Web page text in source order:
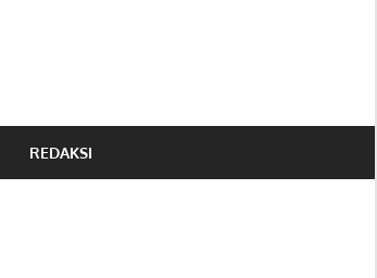
REDAKSI